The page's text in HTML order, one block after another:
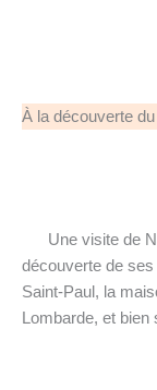
À la découverte
Une visite de
découverte de
Saint-Paul, la
Lombarde, et